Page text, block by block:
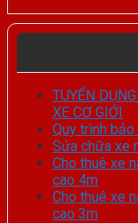
TUYỂN
XE CƠ GIỚI
Quy trình
Sửa chữa xe
Cho thuê xe
cao 4m
Cho thuê xe
cao 3m